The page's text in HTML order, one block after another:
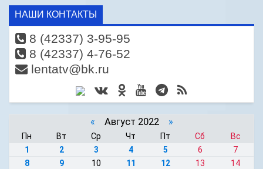
НАШИ КОНТАКТЫ
8 (42337) 3-95-95
8 (42337) 4-76-52
lentatv@bk.ru
« Август 2022 »
Пн Вт Ср Чт Пт Сб
Вс
1
2 3 4 5 6
7
8
9 10 11 12 13
14